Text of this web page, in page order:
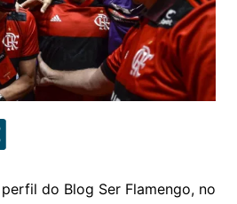
do Blog Ser Flamengo, no